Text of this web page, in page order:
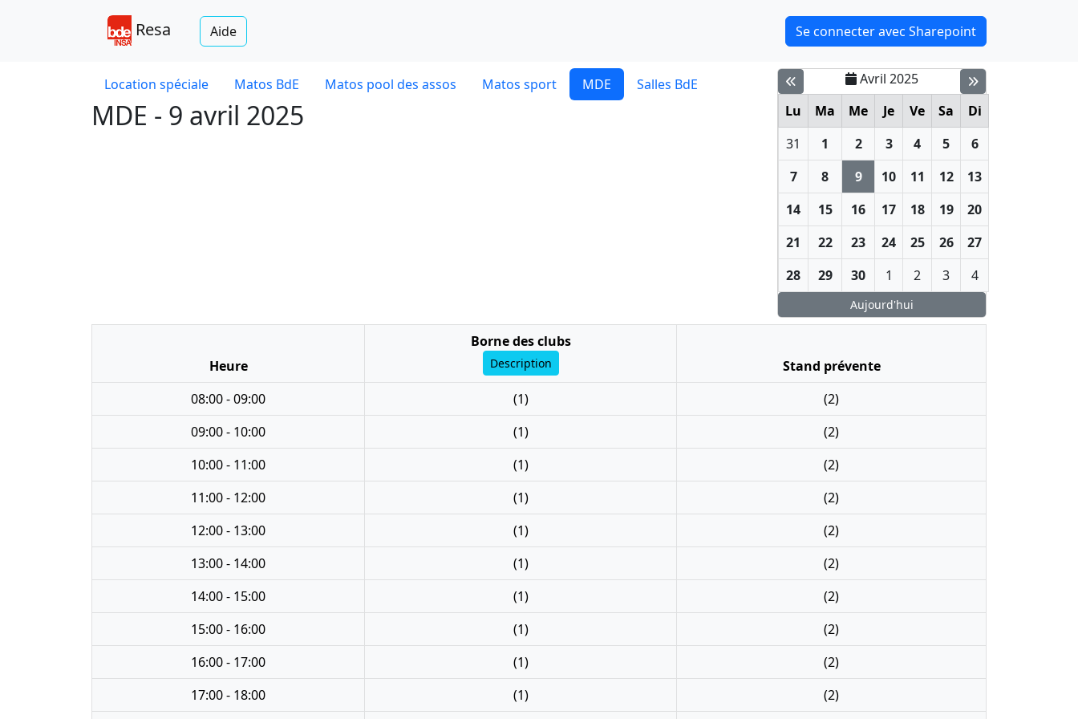
Resa Aide Se connecter avec Sharepoint
Location spéciale Matos BdE Matos pool des assos Matos sport MDE Salles BdE
MDE - 9 avril 2025
Avril 2025
Lu
Ma Me Je Ve Sa
Di
31
1 2 3 4 5
6
7
8 9 10 11 12
13
14
15 16 17 18 19
20
21
22 23 24 25 26
27
28
29 30 1 2 3 4
Aujourd'hui
Heure
Borne des clubs
Description
Stand prévente
08:00 - 09:00
(1)
(2)
09:00 - 10:00
(1)
(2)
10:00 - 11:00
(1)
(2)
11:00 - 12:00
(1)
(2)
12:00 - 13:00
(1)
(2)
13:00 - 14:00
(1)
(2)
14:00 - 15:00
(1)
(2)
15:00 - 16:00
(1)
(2)
16:00 - 17:00
(1)
(2)
17:00 - 18:00
(1) (2)